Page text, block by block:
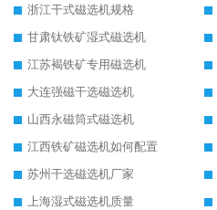
浙江干式磁选机规格
甘肃钛铁矿湿式磁选机
江苏褐铁矿专用磁选机
大连强磁干选磁选机
山西永磁筒式磁选机
江西铁矿磁选机如何配置
苏州干选磁选机厂家
上海湿式磁选机质量